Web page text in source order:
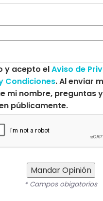
y acepto elAviso de
Condiciones. Al enviar
mi nombre, preguntas
públicamente.
Mandar Opinión
* Campos obigatorios